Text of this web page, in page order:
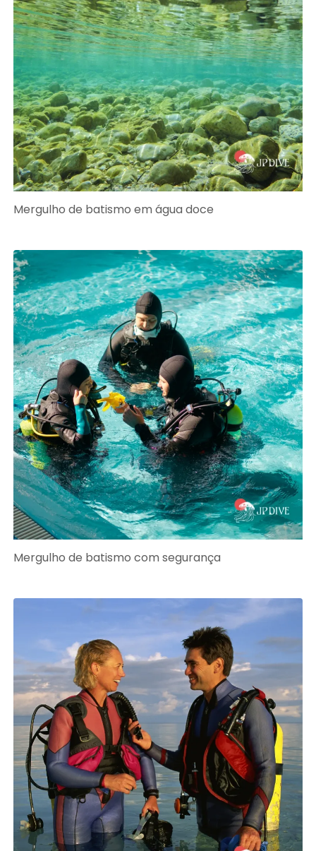
Mergulho de batismo em água doce
Mergulho de batismo com segurança